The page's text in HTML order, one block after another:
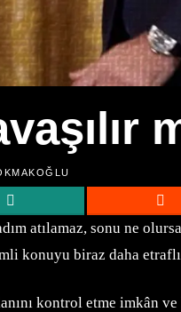
atılamaz, sonu ne
konuyu biraz daha
kontrol etme